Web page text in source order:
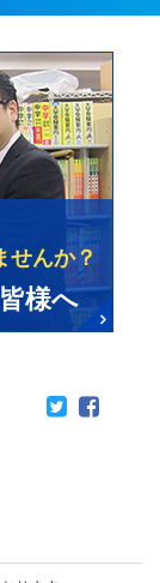
せんか？
様へ